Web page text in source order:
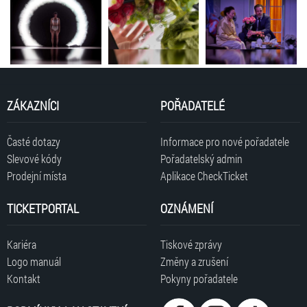
ZÁKAZNÍCI
Časté dotazy
Slevové kódy
Prodejní místa
POŘADATELÉ
Informace pro nové pořadatele
Pořadatelský admin
Aplikace CheckTicket
TICKETPORTAL
Kariéra
Logo manuál
Kontakt
OZNÁMENÍ
Tiskové zprávy
Změny a zrušení
Pokyny pořadatele